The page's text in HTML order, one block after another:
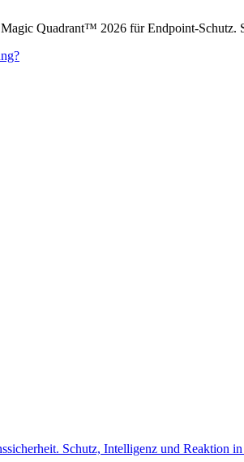
Quadrant™ 2026 für Endpoint-Schutz.
Schutz, Intelligenz und Reaktion